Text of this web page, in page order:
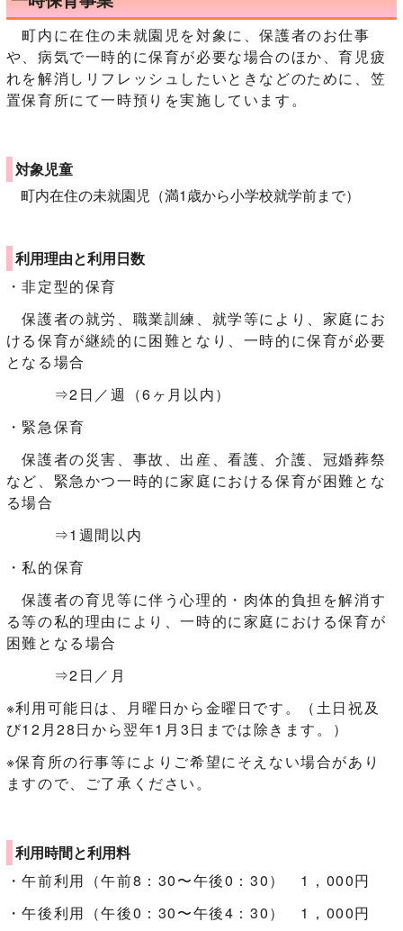
町内に在住の未就園児を対象に、保護者のお仕事
や、病気で一時的に保育が必要な場合のほか、育児疲
れを解消しリフレッシュしたいときなどのために、笠
置保育所にて一時預りを実施しています。
対象児童
町内在住の未就園児（満1歳から小学校就学前まで）
利用理由と利用日数
・非定型的保育
保護者の就労、職業訓練、就学等により、家庭にお
ける保育が継続的に困難となり、一時的に保育が必要
となる場合
⇒2日／週（6ヶ月以内）
・緊急保育
保護者の災害、事故、出産、看護、介護、冠婚葬祭
など、緊急かつ一時的に家庭における保育が困難とな
る場合
⇒1週間以内
・私的保育
保護者の育児等に伴う心理的・肉体的負担を解消す
る等の私的理由により、一時的に家庭における保育が
困難となる場合
⇒2日／月
※利用可能日は、月曜日から金曜日です。（土日祝及
び12月28日から翌年1月3日までは除きます。）
※保育所の行事等によりご希望にそえない場合があり
ますので、ご了承ください。
利用時間と利用料
・午前利用（午前8：30〜午後0：30） 1，000円
・午後利用（午後0：30〜午後4：30） 1，000円